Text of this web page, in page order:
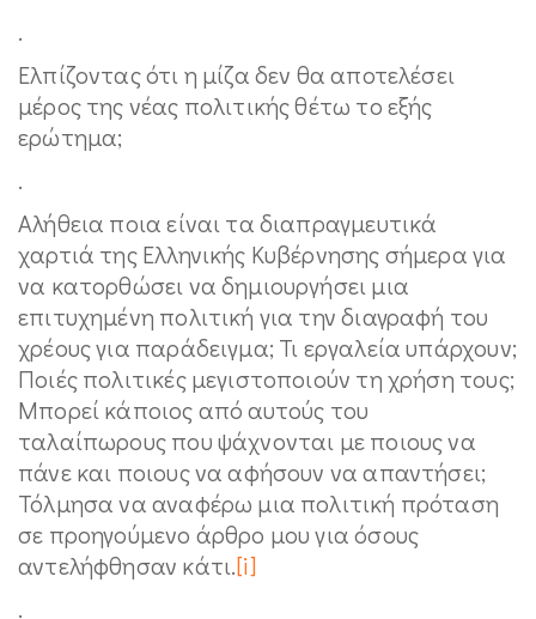
.
Ελπίζοντας ότι η μίζα δεν θα αποτελέσει
μέρος της νέας πολιτικής θέτω το εξής
ερώτημα;
.
Αλήθεια ποια είναι τα διαπραγμευτικά
χαρτιά της Ελληνικής Κυβέρνησης σήμερα για
να κατορθώσει να δημιουργήσει μια
επιτυχημένη πολιτική για την διαγραφή του
χρέους για παράδειγμα; Τι εργαλεία υπάρχουν;
Ποιές πολιτικές μεγιστοποιούν τη χρήση τους;
Μπορεί κάποιος από αυτούς του
ταλαίπωρους που ψάχνονται με ποιους να
πάνε και ποιους να αφήσουν να απαντήσει;
Τόλμησα να αναφέρω μια πολιτική πρόταση
σε προηγούμενο άρθρο μου για όσους
αντελήφθησαν κάτι.[i]
.